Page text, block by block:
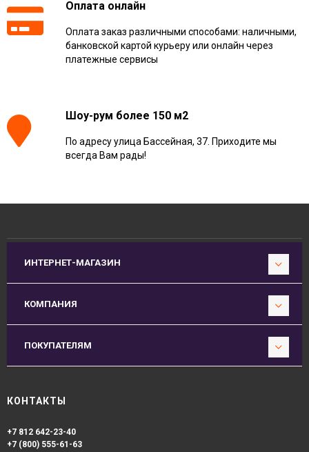
Оплата онлайн
Оплата заказ различными способами: наличными,
банковской картой курьеру или онлайн через
платежные сервисы
Шоу-рум более 150 м2
По адресу улица Бассейная, 37. Приходите мы
всегда Вам рады!
ИНТЕРНЕТ-МАГАЗИН
КОМПАНИЯ
ПОКУПАТЕЛЯМ
КОНТАКТЫ
+7 812 642-23-40
+7 (800) 555-61-63